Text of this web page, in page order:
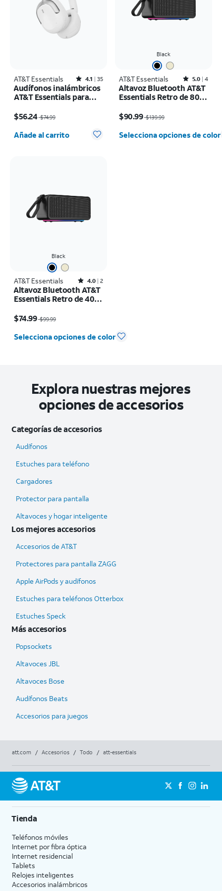
AT&T Essentials Rated4.1out of 5 stars with35reviews
4.1 35
Audífonos inalámbricos
AT&T Essentials para
$56.24$74.99
Cantidad seleccionada: 0
Añade al carrito
Black
AT&T Essentials Rated5out of 5 stars with4reviews
5.0 4
Altavoz Bluetooth AT&T
Essentials Retro de 80
$90.99$139.99
Selecciona opciones de color
Black
AT&T Essentials Rated4out of 5 stars with2reviews
4.0 2
Altavoz Bluetooth AT&T
Essentials Retro de 40
$74.99$99.99
Selecciona opciones de color
Explora nuestras mejores
opciones de accesorios
Categorías de accesorios
Audífonos
Estuches para teléfono
Cargadores
Protector para pantalla
Altavoces y hogar inteligente
Los mejores accesorios
Accesorios de AT&T
Protectores para pantalla ZAGG
Apple AirPods y audífonos
Estuches para teléfonos Otterbox
Estuches Speck
Más accesorios
Popsockets
Altavoces JBL
Altavoces Bose
Audífonos Beats
Accesorios para juegos
att.com / Accesorios / Todo / att-essentials
Tienda
Teléfonos móviles
Internet por fibra óptica
Internet residencial
Tablets
Relojes inteligentes
Accesorios inalámbricos